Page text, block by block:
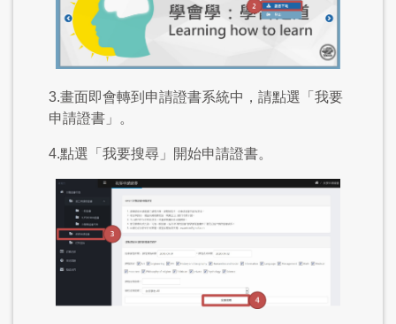
3.畫面即會轉到申請證書系統中，請點選「我要
申請證書」。
4.點選「我要搜尋」開始申請證書。